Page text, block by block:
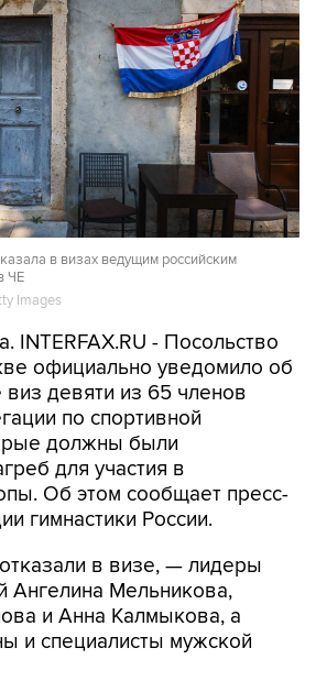
в визах ведущим российским
ЧЕ
Images
INTERFAX.RU - Посольство
официально уведомило об
девяти из 65 членов
по спортивной
должны были
для участия в
Об этом сообщает пресс-
гимнастики России.
в визе, — лидеры
Ангелина Мельникова,
и Анна Калмыкова, а
и специалисты мужской